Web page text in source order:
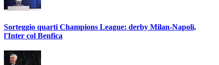
Sorteggio quarti Champions League: derby Milan-Napoli,
l'Inter col Benfica